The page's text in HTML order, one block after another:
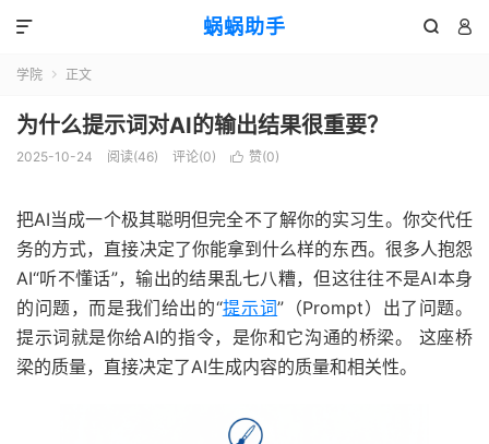
蜗蜗助手  

学院  正文
为什么提示词对AI的输出结果很重要？
2025-10-24 阅读(46) 评论(0)  赞(0)
把AI当成一个极其聪明但完全不了解你的实习生。你交代任
务的方式，直接决定了你能拿到什么样的东西。很多人抱怨
AI“听不懂话”，输出的结果乱七八糟，但这往往不是AI本身
的问题，而是我们给出的“提示词”（Prompt）出了问题。
提示词就是你给AI的指令，是你和它沟通的桥梁。 这座桥
梁的质量，直接决定了AI生成内容的质量和相关性。